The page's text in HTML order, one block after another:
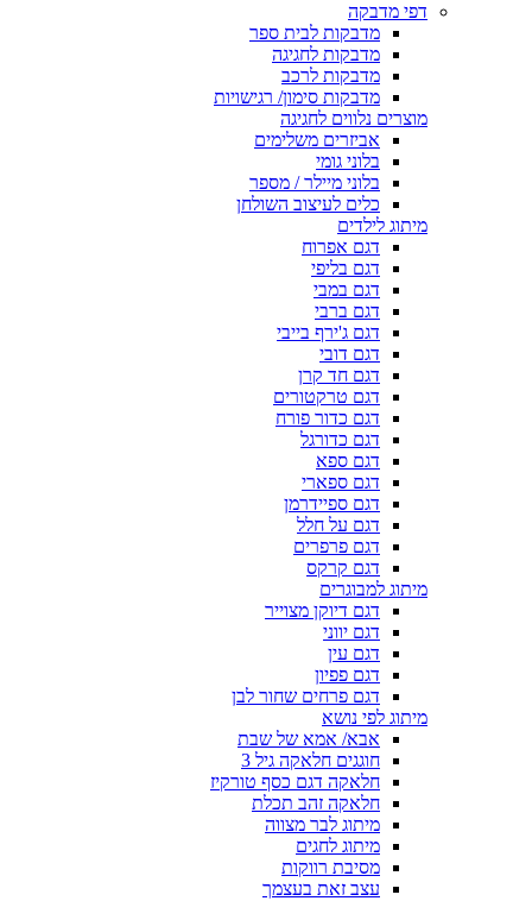
דפי מדבקה
מדבקות לבית ספר
מדבקות לחגיגה
מדבקות לרכב
מדבקות סימון/ רגישויות
מוצרים נלווים לחגיגה
אביזרים משלימים
בלוני גומי
בלוני מיילר / מספר
כלים לעיצוב השולחן
מיתוג לילדים
דגם אפרוח
דגם בליפי
דגם במבי
דגם ברבי
דגם ג'ירף בייבי
דגם דובי
דגם חד קרן
דגם טרקטורים
דגם כדור פורח
דגם כדורגל
דגם ספא
דגם ספארי
דגם ספיידרמן
דגם על חלל
דגם פרפרים
דגם קרקס
מיתוג למבוגרים
דגם דיוקן מצוייר
דגם יווני
דגם עין
דגם פפיון
דגם פרחים שחור לבן
מיתוג לפי נושא
אבא/ אמא של שבת
חוגגים חלאקה גיל 3
חלאקה דגם כסף טורקיז
חלאקה זהב תכלת
מיתוג לבר מצווה
מיתוג לחגים
מסיבת רווקות
עצב זאת בעצמך